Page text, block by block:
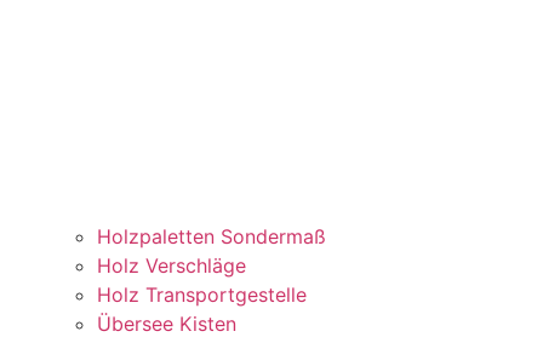
Holzpaletten Sondermaß
Holz Verschläge
Holz Transportgestelle
Übersee Kisten